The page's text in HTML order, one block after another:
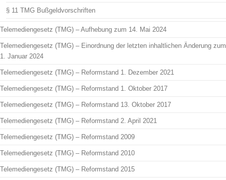
§ 11 TMG Bußgeldvorschriften
Telemediengesetz (TMG) – Aufhebung zum 14. Mai 2024
Telemediengesetz (TMG) – Einordnung der letzten inhaltlichen Änderung zum
1. Januar 2024
Telemediengesetz (TMG) – Reformstand 1. Dezember 2021
Telemediengesetz (TMG) – Reformstand 1. Oktober 2017
Telemediengesetz (TMG) – Reformstand 13. Oktober 2017
Telemediengesetz (TMG) – Reformstand 2. April 2021
Telemediengesetz (TMG) – Reformstand 2009
Telemediengesetz (TMG) – Reformstand 2010
Telemediengesetz (TMG) – Reformstand 2015